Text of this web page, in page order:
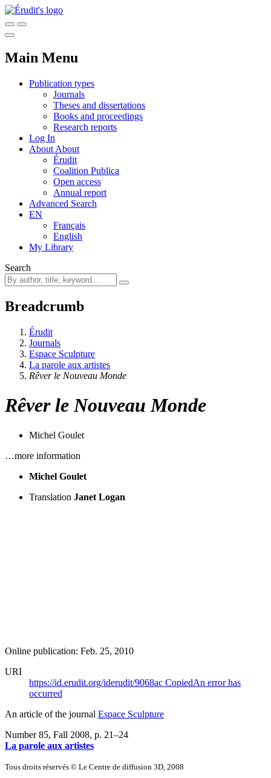
Main Menu
Publication types
Journals
Theses and dissertations
Books and proceedings
Research reports
Log In
About About
Érudit
Coalition Publica
Open access
Annual report
Advanced Search
EN
Français
English
My Library
Search
Breadcrumb
Érudit
Journals
Espace Sculpture
La parole aux artistes
Rêver le Nouveau Monde
Rêver le Nouveau Monde
Michel Goulet
…more information
Michel Goulet
Translation Janet Logan
Online publication: Feb. 25, 2010
URI
https://id.erudit.org/iderudit/9068ac CopiedAn error has
occurred
An article of the journal Espace Sculpture
Number 85, Fall 2008, p. 21–24
La parole aux artistes
Tous droits réservés © Le Centre de diffusion 3D, 2008